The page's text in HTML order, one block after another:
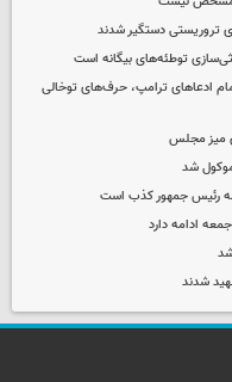
توطئه‌های بیگانه است
ادعاهای ترامپ، حرف‌های توخالی
میز مجلس
شد
رئیس جمهور کذب است
ادامه دارد
شدند